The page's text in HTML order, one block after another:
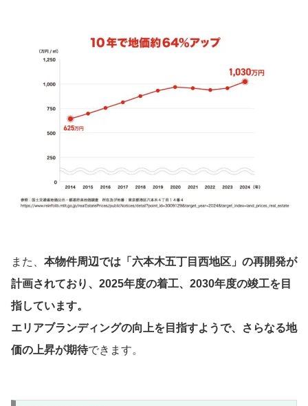
また、 本物件周辺では「六本木五丁目西地区」の再開発が
計画されており、2025年度の着工、2030年度の竣工を目
指しています。
エリアブランディングの向上を目指すようで、さらなる地
価の上昇が期待できます。